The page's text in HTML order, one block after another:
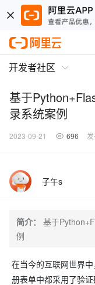
开发者社区
基于
录系统案例
2023-09-21 696
子午s
简介：
基于
例
在当今的互联网世界
册表单中都采用了验